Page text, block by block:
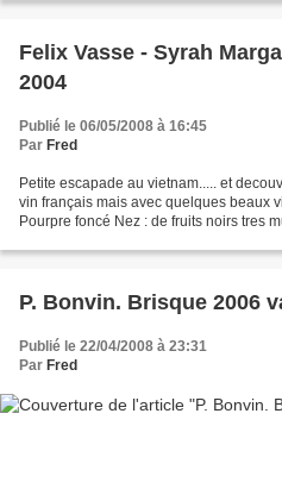
Felix Vasse - Syrah
2004
Publié le 06/05/2008 à 16:45
Par Fred
Petite escapade au vietnam..... et
vin français mais avec quelques beaux
Pourpre foncé Nez : de fruits noirs tres
P. Bonvin. Brisque 2006
Publié le 22/04/2008 à 23:31
Par Fred